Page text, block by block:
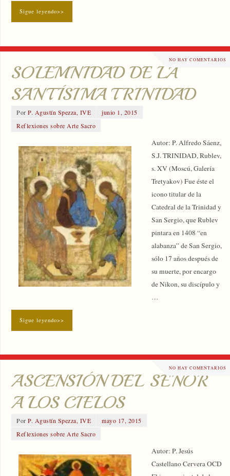
Sigue leyendo>>
NO HAY COMENTARIOS
SOLEMNIDAD DE LA
SANTÍSIMA TRINIDAD
PorP. Agustín Spezza, IVE
junio 1, 2015
Reflexiones sobre Arte Sacro
Autor: P. Alfredo Sáenz,
S.J. TRINIDAD, Rublev,
s. XV (Moscú, Galería
Tretyakov) Fue éste el
icono titular de la
Catedral de la Trinidad y
San Sergio, que Rublev
pintara en 1408 “en
alabanza” de San Sergio,
sólo 17 años después de
su muerte, por encargo
de Nikon, su discípulo y
…
Sigue leyendo>>
NO HAY COMENTARIOS
ASCENSIÓN DEL SEÑOR
A LOS CIELOS
PorP. Agustín Spezza, IVE
mayo 17, 2015
Reflexiones sobre Arte Sacro
Autor: P. Jesús
Castellano Cervera OCD